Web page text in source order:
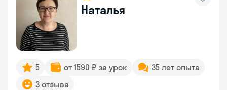
Наталья
5 от 1590 ₽ за урок
35 лет опыта
3 отзыва